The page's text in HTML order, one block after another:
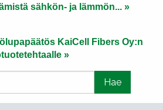
sähkön- ja lämmön... »
KaiCell Fibers Oy:n
»